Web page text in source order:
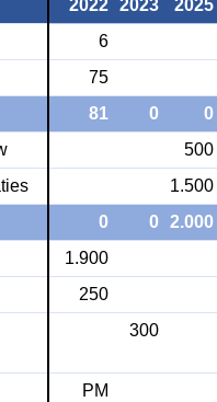
2022 2023 2025
6
75
81 0 0
500
1.500
0 0 2.000
1.900
250
300
PM